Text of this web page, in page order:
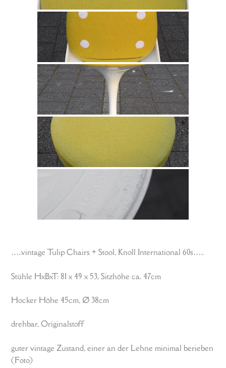
…..vintage Tulip Chairs + Stool, Knoll International 60s…..
Stühle HxBxT: 81 x 49 x 53, Sitzhöhe ca. 47cm
Hocker Höhe 45cm, Ø 38cm
drehbar, Originalstoff
guter vintage Zustand, einer an der Lehne minimal berieben
(Foto)